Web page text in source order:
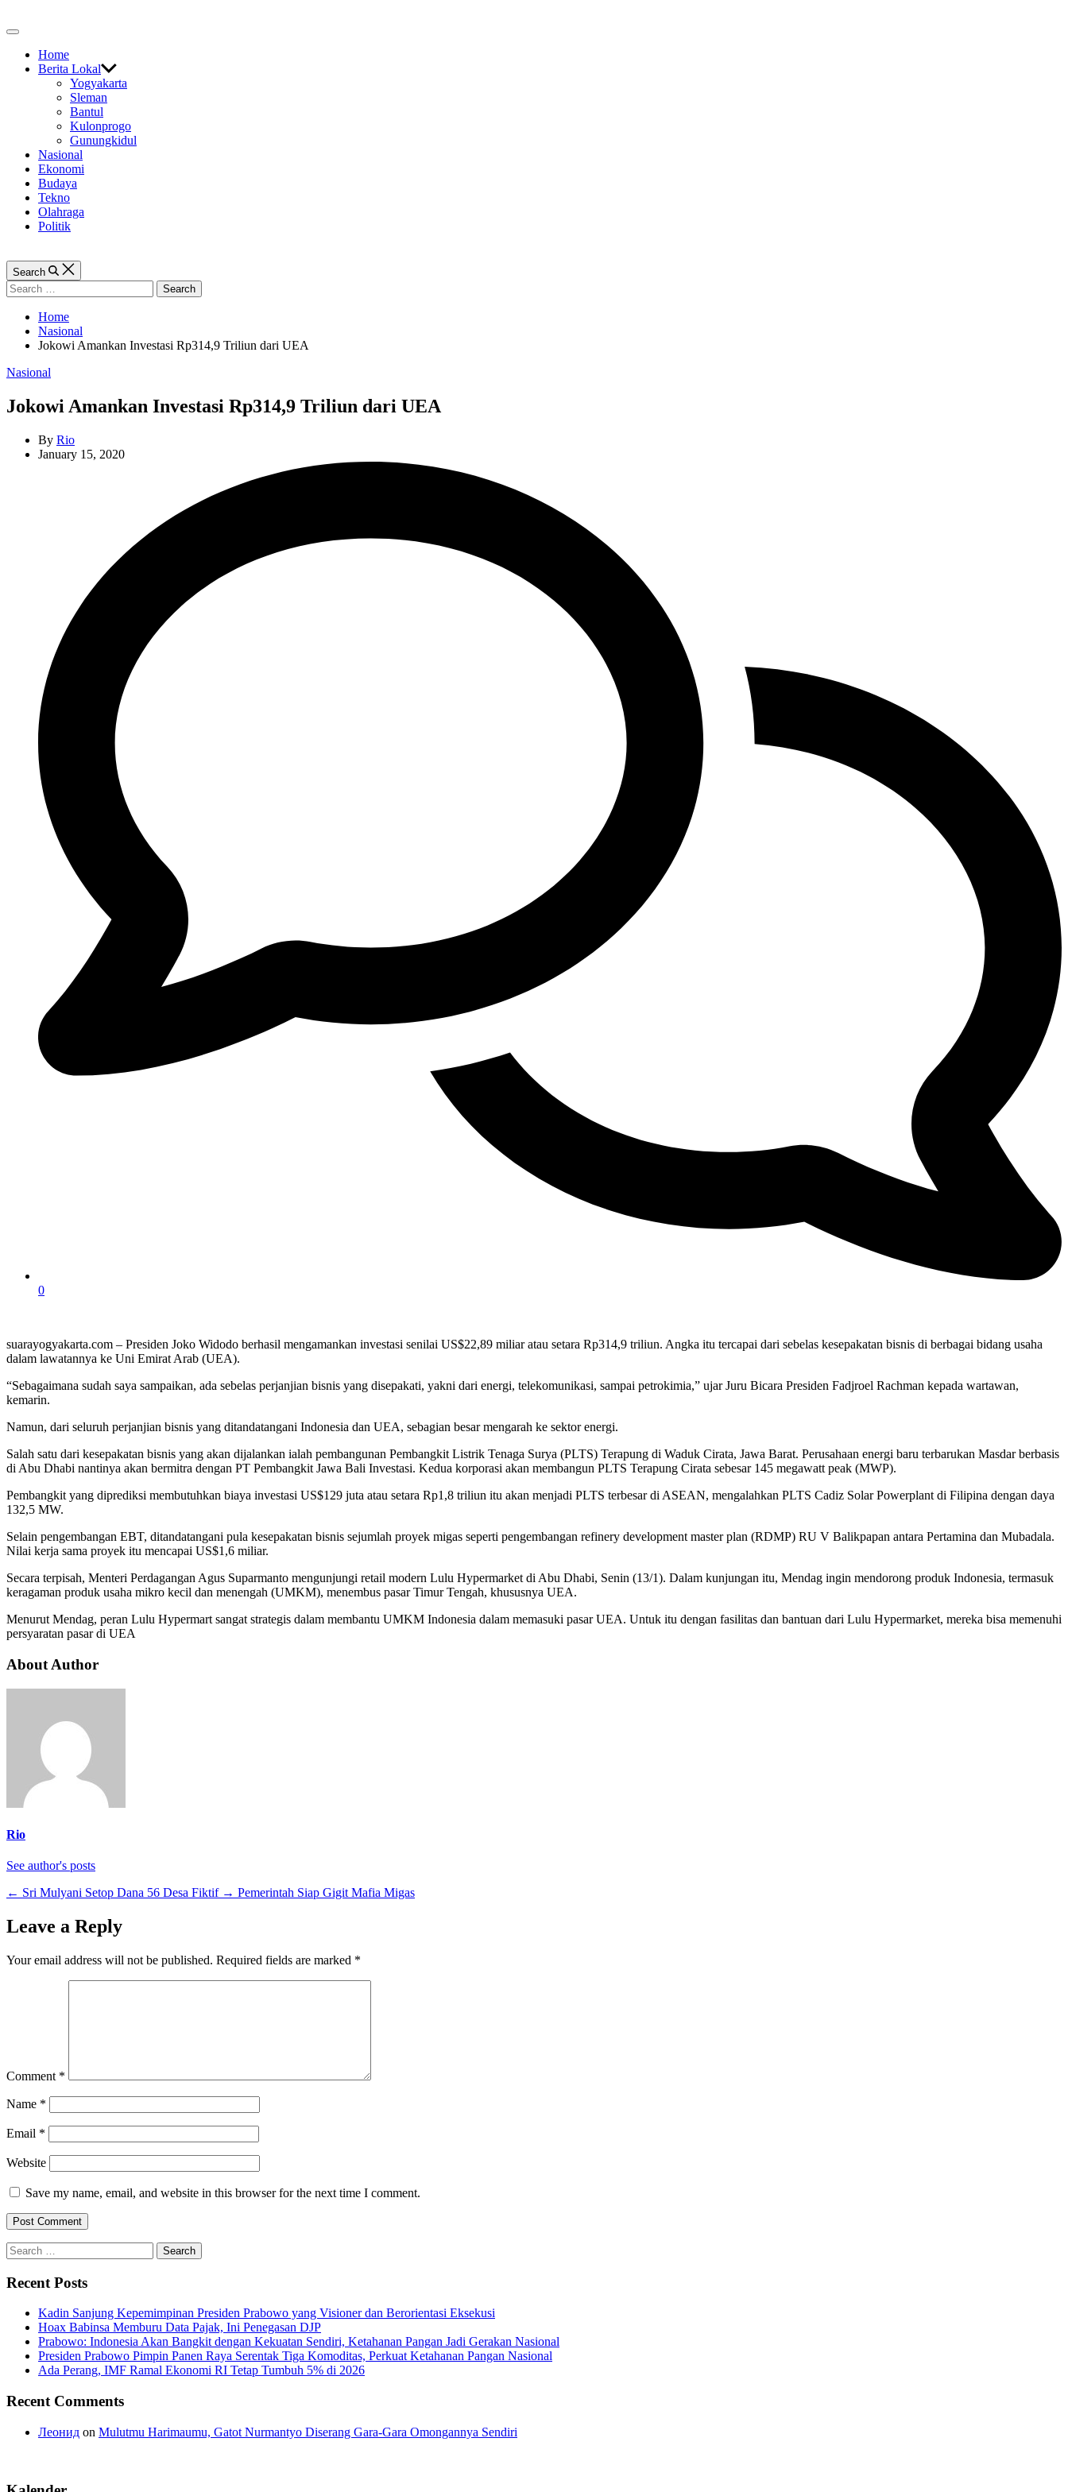
to
Off
CanvasHome
Berita Lokal
Yogyakarta
Sleman
Bantul
Kulonprogo
Gunungkidul
Nasional
Ekonomi
Budaya
Tekno
Olahraga
Politik
Search
Search
for:
Home
Nasional
Jokowi Amankan Investasi Rp314,9 Triliun dari UEA
Categories
Nasional
Jokowi Amankan Investasi Rp314,9 Triliun dari UEA
By Rio
January 15, 2020
0
suarayogyakarta.com – Presiden Joko Widodo berhasil mengamankan investasi senilai US$22,89 miliar atau setara Rp314,9 triliun. Angka itu tercapai dari sebelas kesepakatan bisnis di berbagai bidang usaha
dalam lawatannya ke Uni Emirat Arab (UEA).
“Sebagaimana sudah saya sampaikan, ada sebelas perjanjian bisnis yang disepakati, yakni dari energi, telekomunikasi, sampai petrokimia,” ujar Juru Bicara Presiden Fadjroel Rachman kepada wartawan,
kemarin.
Namun, dari seluruh perjanjian bisnis yang ditandatangani Indonesia dan UEA, sebagian besar mengarah ke sektor energi.
Salah satu dari kesepakatan bisnis yang akan dijalankan ialah pembangunan Pembangkit Listrik Tenaga Surya (PLTS) Terapung di Waduk Cirata, Jawa Barat. Perusahaan energi baru terbarukan Masdar berbasis
di Abu Dhabi nantinya akan bermitra dengan PT Pembangkit Jawa Bali Investasi. Kedua korporasi akan membangun PLTS Terapung Cirata sebesar 145 megawatt peak (MWP).
Pembangkit yang diprediksi membutuhkan biaya investasi US$129 juta atau setara Rp1,8 triliun itu akan menjadi PLTS terbesar di ASEAN, mengalahkan PLTS Cadiz Solar Powerplant di Filipina dengan daya
132,5 MW.
Selain pengembangan EBT, ditandatangani pula kesepakatan bisnis sejumlah proyek migas seperti pengembangan refinery development master plan (RDMP) RU V Balikpapan antara Pertamina dan Mubadala.
Nilai kerja sama proyek itu mencapai US$1,6 miliar.
Secara terpisah, Menteri Perdagangan Agus Suparmanto mengunjungi retail modern Lulu Hypermarket di Abu Dhabi, Senin (13/1). Dalam kunjungan itu, Mendag ingin mendorong produk Indonesia, termasuk
keragaman produk usaha mikro kecil dan menengah (UMKM), menembus pasar Timur Tengah, khususnya UEA.
Menurut Mendag, peran Lulu Hypermart sangat strategis dalam membantu UMKM Indonesia dalam memasuki pasar UEA. Untuk itu dengan fasilitas dan bantuan dari Lulu Hypermarket, mereka bisa memenuhi
persyaratan pasar di UEA
About Author
Rio
See author's posts
← Sri Mulyani Setop Dana 56 Desa Fiktif → Pemerintah Siap Gigit Mafia Migas
Leave a Reply
Your email address will not be published. Required fields are marked *
Comment *
Name *
Email *
Website
Save my name, email, and website in this browser for the next time I comment.
Search
for:
Recent Posts
Kadin Sanjung Kepemimpinan Presiden Prabowo yang Visioner dan Berorientasi Eksekusi
Hoax Babinsa Memburu Data Pajak, Ini Penegasan DJP
Prabowo: Indonesia Akan Bangkit dengan Kekuatan Sendiri, Ketahanan Pangan Jadi Gerakan Nasional
Presiden Prabowo Pimpin Panen Raya Serentak Tiga Komoditas, Perkuat Ketahanan Pangan Nasional
Ada Perang, IMF Ramal Ekonomi RI Tetap Tumbuh 5% di 2026
Recent Comments
Леонид on Mulutmu Harimaumu, Gatot Nurmantyo Diserang Gara-Gara Omongannya Sendiri